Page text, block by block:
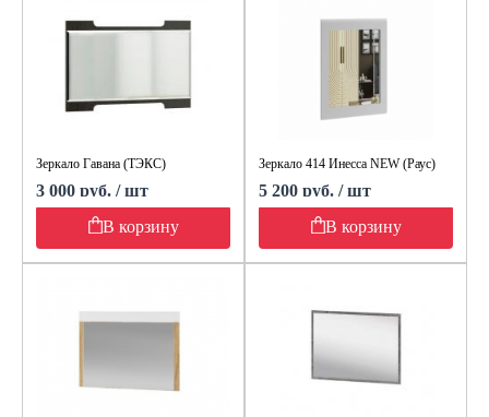
Зеркало Гавана (ТЭКС)
3 000 руб. / шт
В корзину
Зеркало 414 Инесса NEW (Раус)
5 200 руб. / шт
В корзину